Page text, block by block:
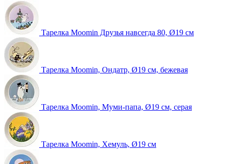
Тарелка Moomin Друзья навсегда 80, Ø19 см
Тарелка Moomin, Ондатр, Ø19 см, бежевая
Тарелка Moomin, Муми-папа, Ø19 см, серая
Тарелка Moomin, Хемуль, Ø19 см